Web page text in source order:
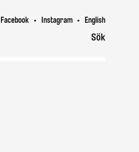
Facebook Instagram English
Sök